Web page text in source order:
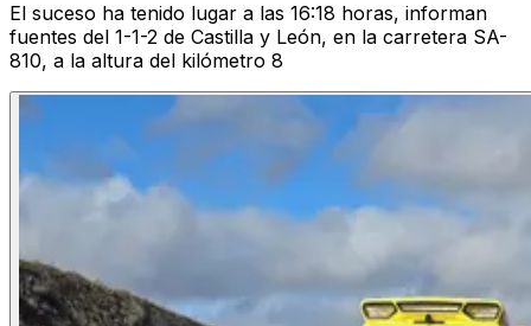
El suceso ha tenido lugar a las 16:18 horas, informan
fuentes del 1-1-2 de Castilla y León, en la carretera SA-
810, a la altura del kilómetro 8